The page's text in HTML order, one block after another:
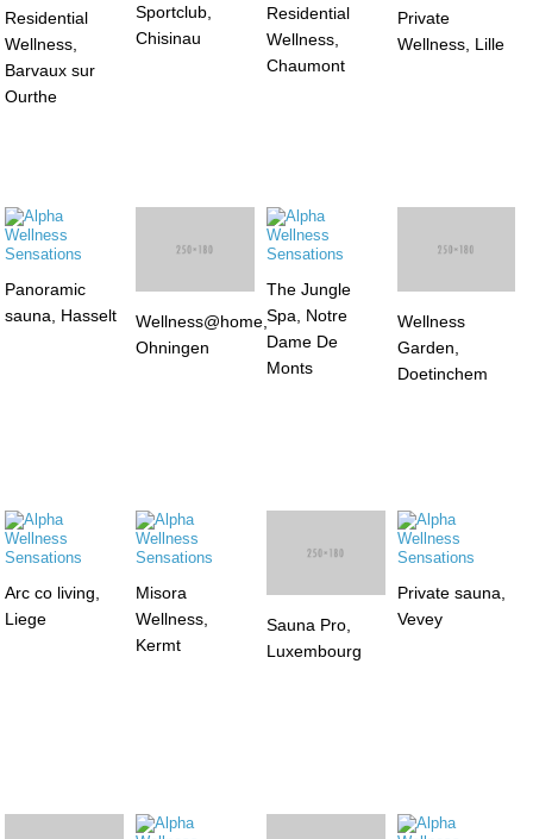
Residential
Wellness,
Barvaux sur
Ourthe
Sportclub,
Chisinau
Residential
Wellness,
Chaumont
Wellness, Lille
Panoramic
sauna, Hasselt
Wellness@home,
Ohningen
The Jungle
Spa, Notre
Dame De
Monts
Wellness
Garden,
Doetinchem
Arc co living,
Liege
Misora
Wellness,
Kermt
Sauna Pro,
Luxembourg
Private sauna,
Vevey